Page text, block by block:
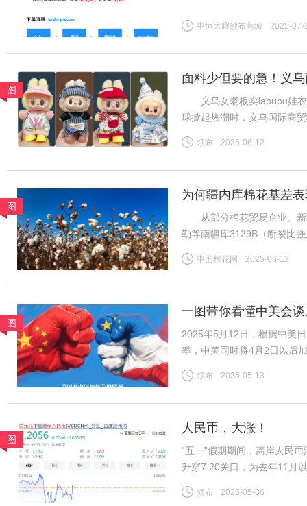
中恒大耀纱布商城 2025-07-
图
面料少但要的急！义
义乌女老板卖labubu娃衣
球掀起热潮时，义乌国际商
终空空如也——订单像潮水
领布 2025-06-12
图
为何疆内库棉花基差
从部分棉花贸易企业、新
勒等南疆库3129B（断裂比
比强度28-30CN/TEX）基差
中国棉花网 2025-06-12
图
一图带你看懂中美会
2025年5月12日，根据中美
率，中美同时将4月2日以后
施24%。再加上2月美国以芬
领布 2025-05-13
图
人民币，大涨！
“五一”假期期间，离岸人民
升穿7.20关口，为去年11月
美股、美债、美元涨。同时
领布 2025-05-06